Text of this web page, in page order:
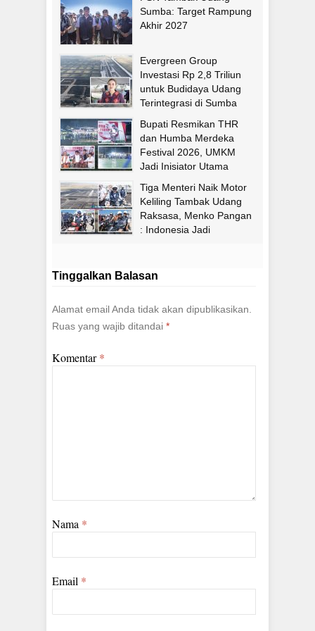
Sumba: Target Rampung
Akhir 2027
Evergreen Group
Investasi Rp 2,8 Triliun
untuk Budidaya Udang
Terintegrasi di Sumba
Bupati Resmikan THR
dan Humba Merdeka
Festival 2026, UMKM
Jadi Inisiator Utama
Tiga Menteri Naik Motor
Keliling Tambak Udang
Raksasa, Menko Pangan
: Indonesia Jadi
Tinggalkan Balasan
Alamat email Anda tidak akan dipublikasikan.
Ruas yang wajib ditandai *
Komentar*
Nama *
Email *